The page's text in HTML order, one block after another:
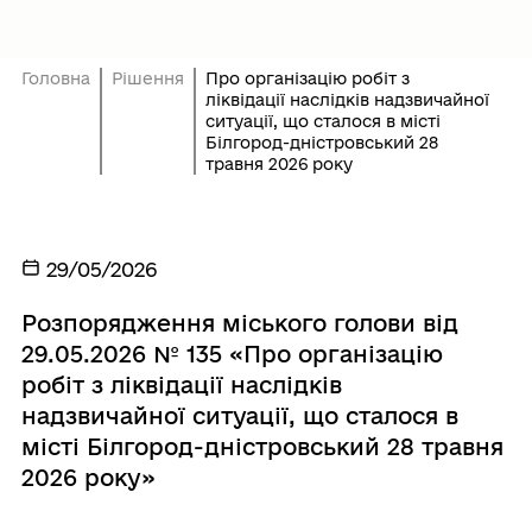
Головна Рішення
Про організацію робіт з
ліквідації наслідків надзвичайної
ситуації, що сталося в місті
Білгород-дністровський 28
травня 2026 року
29/05/2026
Розпорядження міського голови від
29.05.2026 № 135 «Про організацію
робіт з ліквідації наслідків
надзвичайної ситуації, що сталося в
місті Білгород-дністровський 28 травня
2026 року»